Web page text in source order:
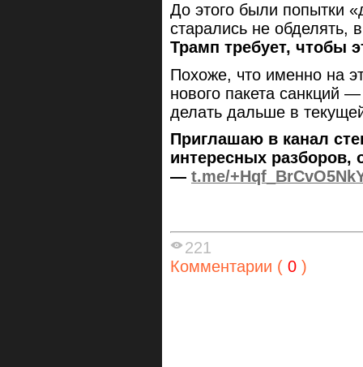
До этого были попытки
старались не обделять,
Трамп требует, чтобы
Похоже, что именно на
нового пакета санкций
делать дальше в
Приглашаю в канал
интересных разборов,
— t.me/
221
Комментарии ( 0 )